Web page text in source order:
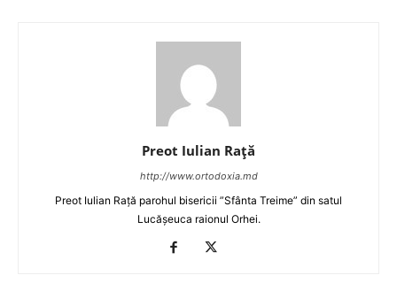
Preot Iulian Raţă
http://www.ortodoxia.md
Preot Iulian Rață parohul bisericii ”Sfânta Treime” din satul
Lucășeuca raionul Orhei.